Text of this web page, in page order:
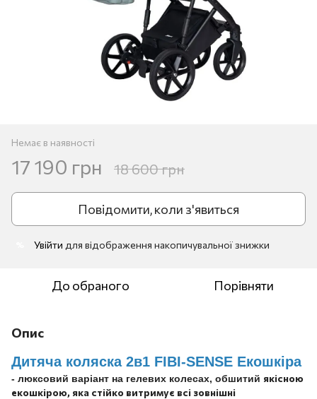
Немає в наявності
17 190 грн 18 600 грн
Повідомити, коли з'явиться
Увійти для відображення накопичувальної знижки
До обраного Порівняти
Опис
Дитяча коляска 2в1 FIBI-SENSE Екошкіра
- люксовий варіант на гелевих колесах, обшитий якісною
екошкірою, яка стійко витримує всі зовнішні